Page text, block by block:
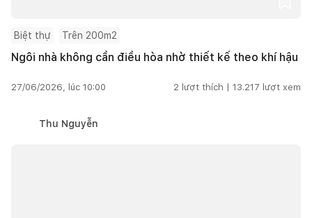
Biệt thự Trên 200m2
Ngôi nhà không cần điều hòa nhờ thiết kế theo khí hậu
27/06/2026, lúc 10:00 2 lượt thích | 13.217 lượt xem
Thu Nguyễn